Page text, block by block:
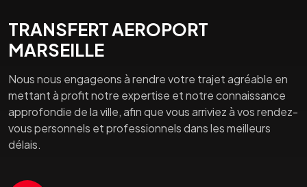
TRANSFERT AEROPORT
MARSEILLE
Nous nous engageons à rendre votre trajet agréable en
mettant à profit notre expertise et notre connaissance
approfondie de la ville, afin que vous arriviez à vos rendez-
vous personnels et professionnels dans les meilleurs
délais.